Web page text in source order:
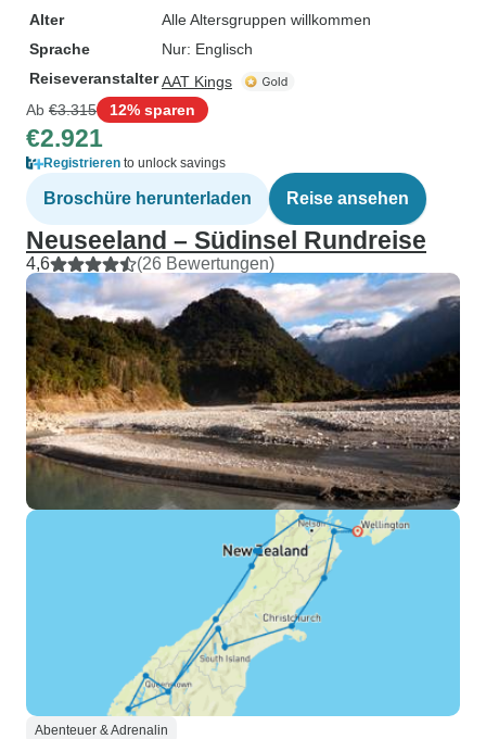
Alter
Alle Altersgruppen willkommen
Sprache
Nur: Englisch
ReiseveranstalterAAT Kings
Ab €3.315 12% sparen
€2.921
Registrieren to unlock savings
Broschüre herunterladen Reise ansehen
Neuseeland – Südinsel Rundreise
4,6 (26 Bewertungen)
Abenteuer & Adrenalin